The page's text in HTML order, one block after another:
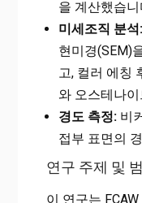
을 계산했습니
미세조직 분석:
현미경(SEM)
고, 컬러 에칭
와 오스테나
경도 측정:비
접부 표면의
연구 주제 및
이 연구는